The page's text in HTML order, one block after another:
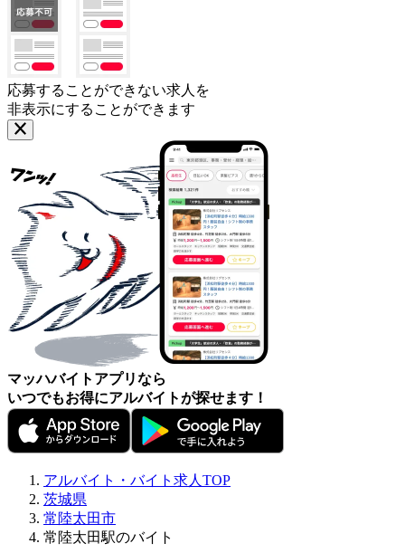
応募することができない求人を
非表示にすることができます
マッハバイトアプリなら
いつでもお得にアルバイトが探せます！
アルバイト・バイト求人TOP
茨城県
常陸太田市
常陸太田駅のバイト